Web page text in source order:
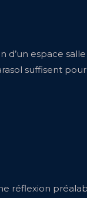
espace
suffisent
réflexion